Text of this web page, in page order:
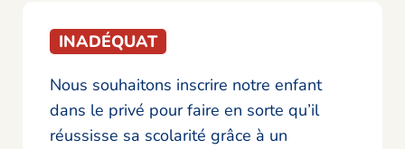
INADÉQUAT
Nous souhaitons inscrire notre enfant
dans le privé pour faire en sorte qu’il
réussisse sa scolarité grâce à un